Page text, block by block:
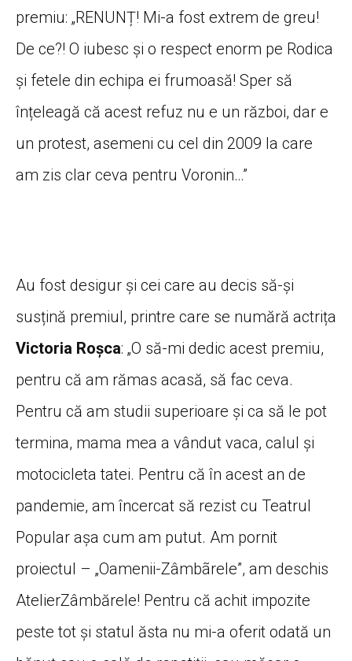
premiu: „RENUNȚ! Mi-a fost extrem de greu!
De ce?! O iubesc și o respect enorm pe Rodica
și fetele din echipa ei frumoasă! Sper să
înțeleagă că acest refuz nu e un război, dar e
un protest, asemeni cu cel din 2009 la care
am zis clar ceva pentru Voronin…”
Au fost desigur și cei care au decis să-și
susțină premiul, printre care se numără actrița
Victoria Roșca: „O să-mi dedic acest premiu,
pentru că am rămas acasă, să fac ceva.
Pentru că am studii superioare și ca să le pot
termina, mama mea a vândut vaca, calul și
motocicleta tatei. Pentru că în acest an de
pandemie, am încercat să rezist cu Teatrul
Popular așa cum am putut. Am pornit
proiectul – „Oamenii-Zâmbãrele”, am deschis
AtelierZâmbărele! Pentru că achit impozite
peste tot și statul ăsta nu mi-a oferit odată un